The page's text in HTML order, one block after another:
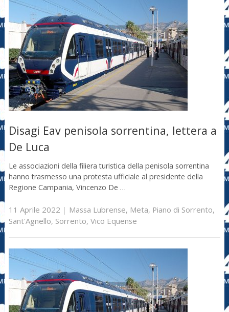
Disagi Eav penisola sorrentina, lettera a
De Luca
Le associazioni della filiera turistica della penisola sorrentina
hanno trasmesso una protesta ufficiale al presidente della
Regione Campania, Vincenzo De …
11 Aprile 2022 | Massa Lubrense, Meta, Piano di Sorrento,
Sant'Agnello, Sorrento, Vico Equense